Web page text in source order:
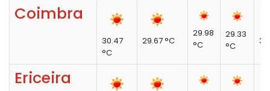
Coimbra
30.47
°C
29.67 °C
29.98
°C
29.33
°C
Ericeira